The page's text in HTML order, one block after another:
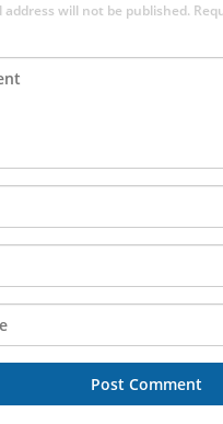
address will not be published.